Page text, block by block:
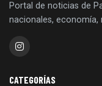
Portal de noticias de
nacionales, economía,
CATEGORÍAS